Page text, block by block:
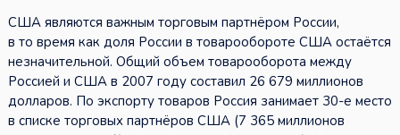
США являются важным торговым партнёром России,
в то время как доля России в товарообороте США остаётся
незначительной. Общий объем товарооборота между
Россией и США в 2007 году составил 26 679 миллионов
долларов. По экспорту товаров Россия занимает 30-е место
в списке торговых партнёров США (7 365 миллионов